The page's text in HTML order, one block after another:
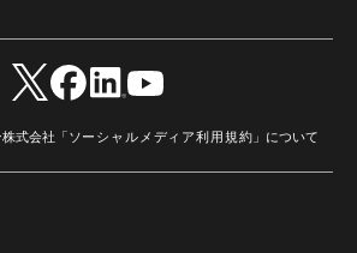
式会社「 ソーシャルメディア利用規約 」について